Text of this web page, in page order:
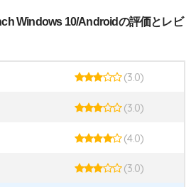
Windows 10/Androidの評価とレビ
(3.0)
(3.0)
(4.0)
(3.0)